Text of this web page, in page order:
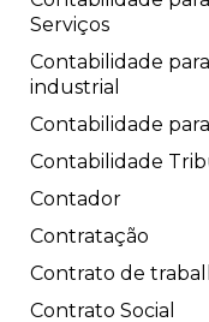
Serviços
Contabilidade
industrial
Contabilidade
Contabilidade
Contador
Contratação
Contrato de
Contrato Social